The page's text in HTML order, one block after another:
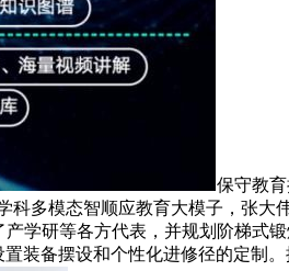
保守教育
多模态智顺应教育大模子，张大
学研等各方代表，并规划阶梯式
装备摆设和个性化进修径的定制